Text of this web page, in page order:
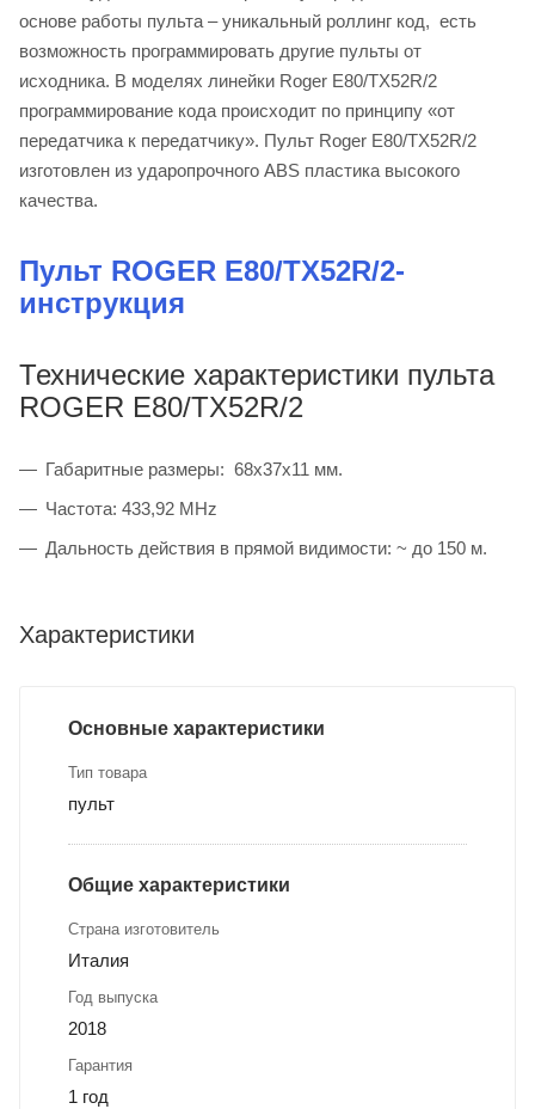
основе работы пульта – уникальный роллинг код, есть
возможность программировать другие пульты от
исходника. В моделях линейки Roger E80/TX52R/2
программирование кода происходит по принципу «от
передатчика к передатчику». Пульт Roger E80/TX52R/2
изготовлен из ударопрочного ABS пластика высокого
качества.
Пульт ROGER E80/TX52R/2-
инструкция
Технические характеристики пульта
ROGER E80/TX52R/2
Габаритные размеры: 68x37x11 мм.
Частота: 433,92 MHz
Дальность действия в прямой видимости: ~ до 150 м.
Характеристики
Основные характеристики
Тип товара
пульт
Общие характеристики
Страна изготовитель
Италия
Год выпуска
2018
Гарантия
1 год